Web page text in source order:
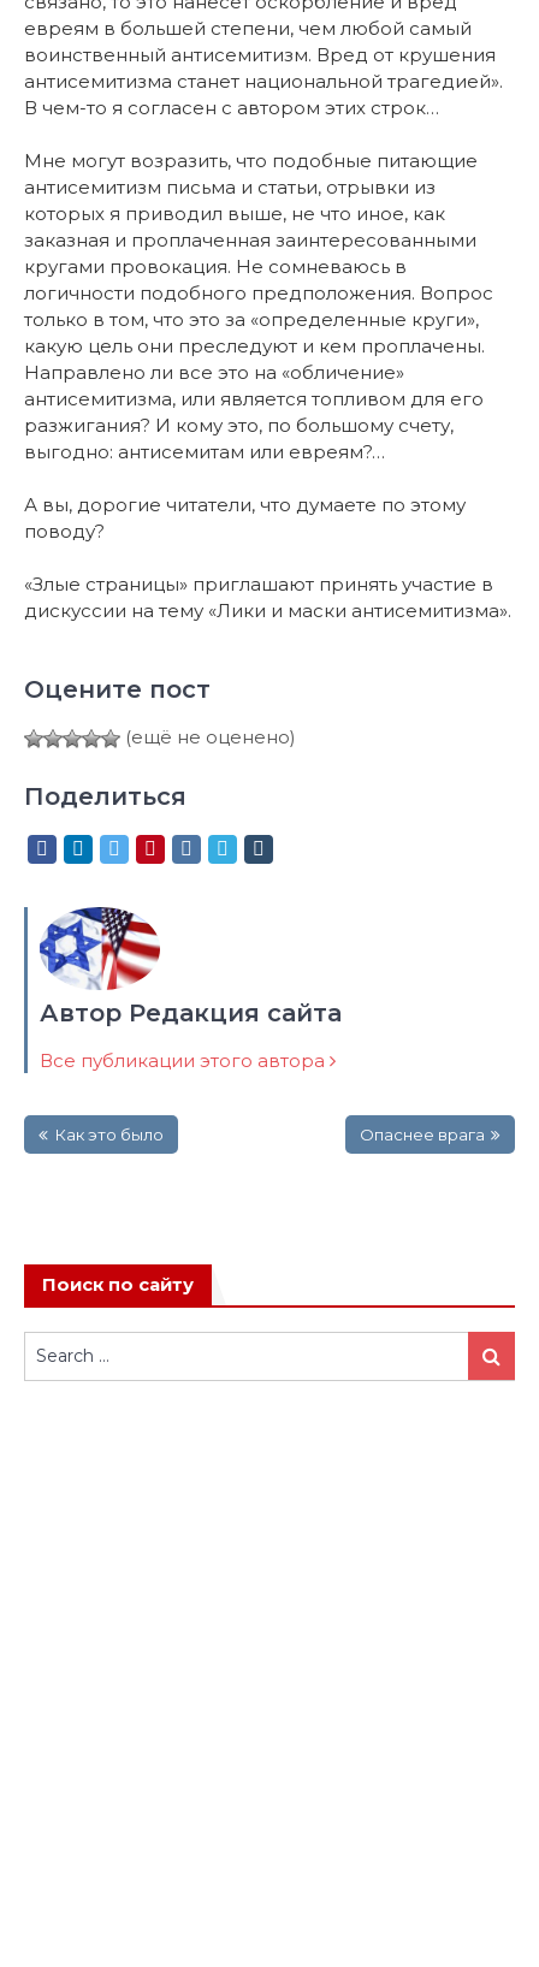
евреям в большей степени, чем любой самый
воинственный антисемитизм. Вред от крушения
антисемитизма станет национальной трагедией».
В чем-то я согласен с автором этих строк…
Мне могут возразить, что подобные питающие
антисемитизм письма и статьи, отрывки из
которых я приводил выше, не что иное, как
заказная и проплаченная заинтересованными
кругами провокация. Не сомневаюсь в
логичности подобного предположения. Вопрос
только в том, что это за «определенные круги»,
какую цель они преследуют и кем проплачены.
Направлено ли все это на «обличение»
антисемитизма, или является топливом для его
разжигания? И кому это, по большому счету,
выгодно: антисемитам или евреям?…
А вы, дорогие читатели, что думаете по этому
поводу?
«Злые страницы» приглашают принять участие в
дискуссии на тему «Лики и маски антисемитизма».
Оцените пост
(ещё не оценено)
Поделиться
Автор Редакция сайта
Все публикации этого автора
по Как это было Опаснее врага
Поиск по сайту
Search
for:
Search